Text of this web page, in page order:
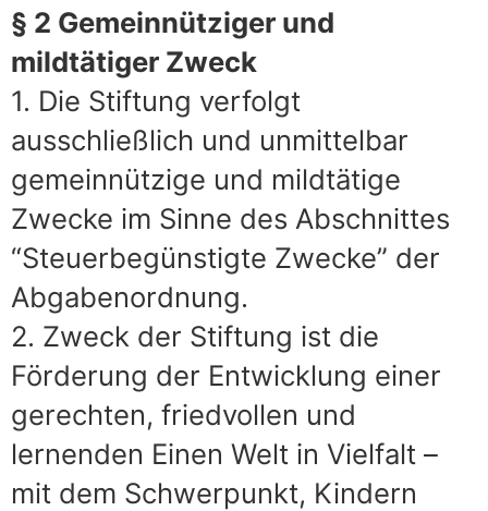
§ 2 Gemeinnütziger und
mildtätiger Zweck
1. Die Stiftung verfolgt
ausschließlich und unmittelbar
gemeinnützige und mildtätige
Zwecke im Sinne des Abschnittes
“Steuerbegünstigte Zwecke” der
Abgabenordnung.
2. Zweck der Stiftung ist die
Förderung der Entwicklung einer
gerechten, friedvollen und
lernenden Einen Welt in Vielfalt –
mit dem Schwerpunkt, Kindern